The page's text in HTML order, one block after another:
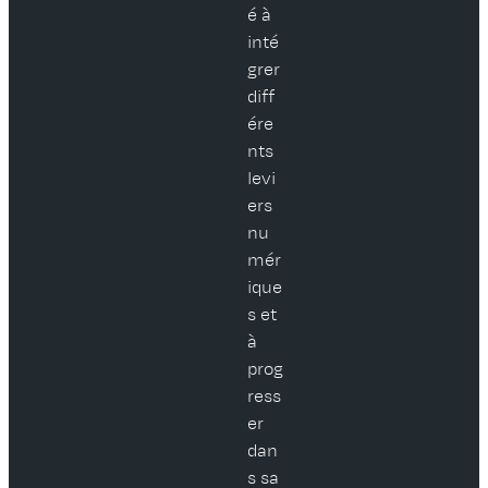
é à
inté
grer
diff
ére
nts
levi
ers
nu
mér
ique
s et
à
prog
ress
er
dan
s sa